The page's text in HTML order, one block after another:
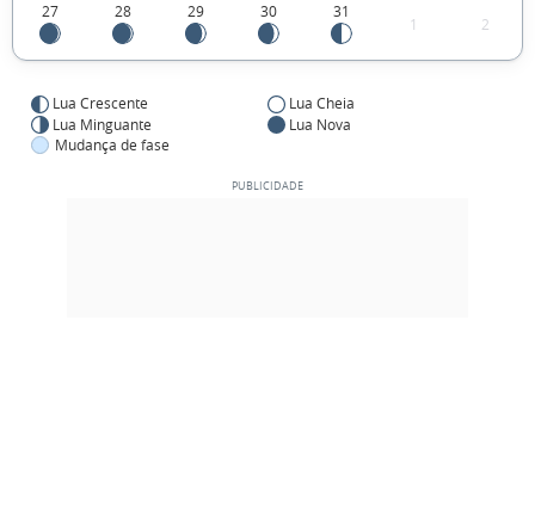
27 28 29 30 31
1 2
Lua Crescente
Lua Cheia
Lua Minguante
Lua Nova
Mudança de fase